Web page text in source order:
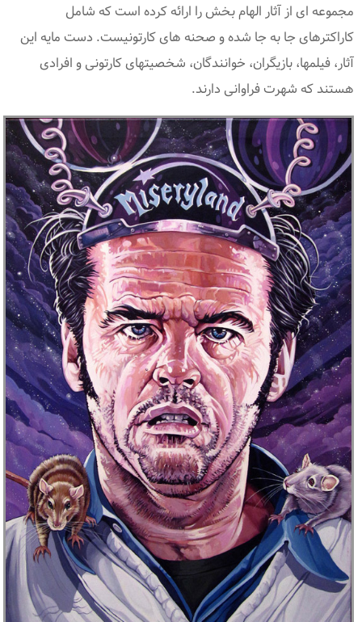
مجموعه ای از آثار الهام بخش را ارائه کرده است که شامل
کاراکترهای جا به جا شده و صحنه های کارتونیست. دست مایه این
آثار، فیلمها، بازیگران، خوانندگان، شخصیتهای کارتونی و افرادی
هستند که شهرت فراوانی دارند.